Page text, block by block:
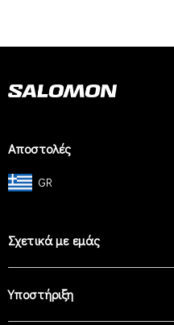
Αποστολές
GR
Σχετικά με εμάς
Υποστήριξη